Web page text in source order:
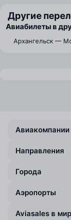
Другие
Авиабилеты в
Архангельск —
Авиакомпании
Направления
Города
Аэропорты
Aviasales в